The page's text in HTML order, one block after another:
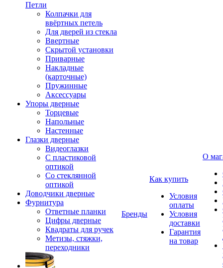
Петли
Колпачки для
ввёртных петель
Для дверей из стекла
Ввертные
Скрытой установки
Приварные
Накладные
(карточные)
Пружинные
Аксессуары
Упоры дверные
Торцевые
Напольные
Настенные
Глазки дверные
Видеоглазки
С пластиковой
оптикой
Со стеклянной
оптикой
Доводчики дверные
Фурнитура
Ответные планки
Цифры дверные
Квадраты для ручек
Метизы, стяжки,
переходники
Бренды
Как купить
Условия
оплаты
Условия
доставки
Гарантия
на товар
О